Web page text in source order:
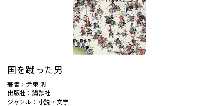
国を蹴った男
著者：伊東 潤
出版社：講談社
ジャンル：小説・文学